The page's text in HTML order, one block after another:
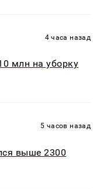
4 часа назад
млн на уборку
5 часов назад
выше 2300